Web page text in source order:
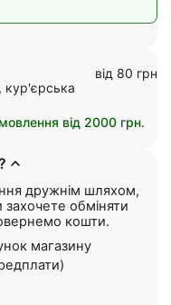
кур'єрська
від 80 грн
від 2000 грн.
дружнім шляхом,
обміняти
кошти.
магазину